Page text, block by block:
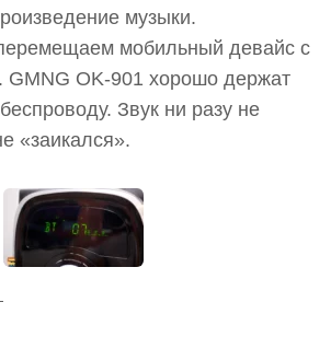
музыки.
мобильный девайс с
GMNG OK-901 хорошо держат
Звук ни разу не
«заикался».